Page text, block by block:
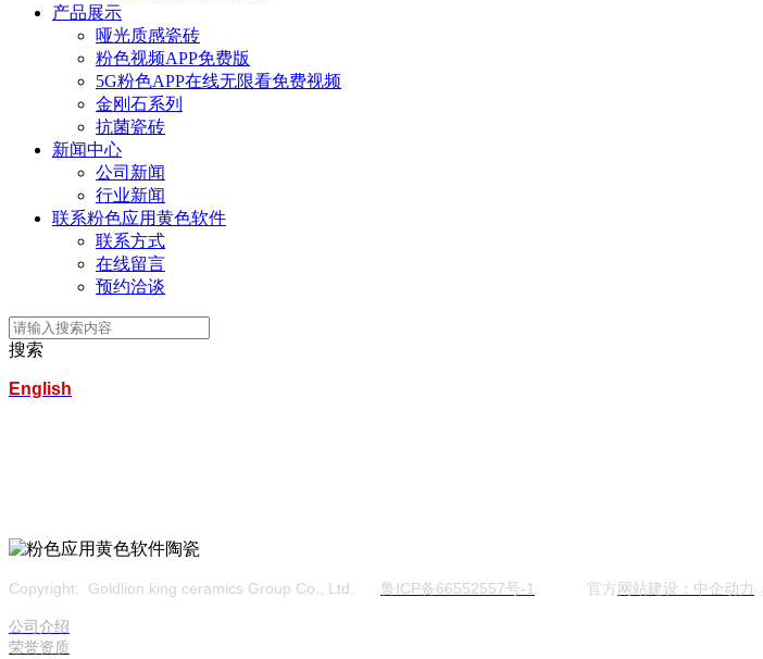
产品展示
哑光质感瓷砖
粉色视频APP免费版
5G粉色APP在线无限看免费视频
金刚石系列
抗菌瓷砖
新闻中心
公司新闻
行业新闻
联系粉色应用黄色软件
联系方式
在线留言
预约洽谈
搜索
English
Copyright: Goldlion king ceramics Group Co., Ltd. 鲁ICP备66552557号-1 官方网站建设：中企动力
公司介绍
荣誉资质